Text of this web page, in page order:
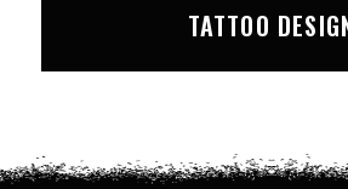
TATTOO